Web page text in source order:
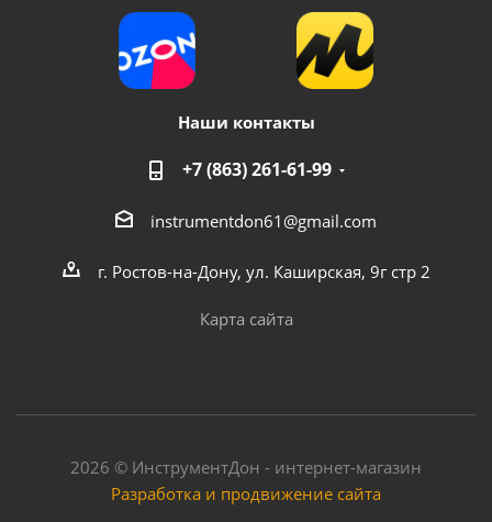
Наши контакты
+7 (863) 261-61-99
instrumentdon61@gmail.com
г. Ростов-на-Дону, ул. Каширская, 9г стр 2
Карта сайта
2026 © ИнструментДон - интернет-магазин
Разработка и продвижение сайта